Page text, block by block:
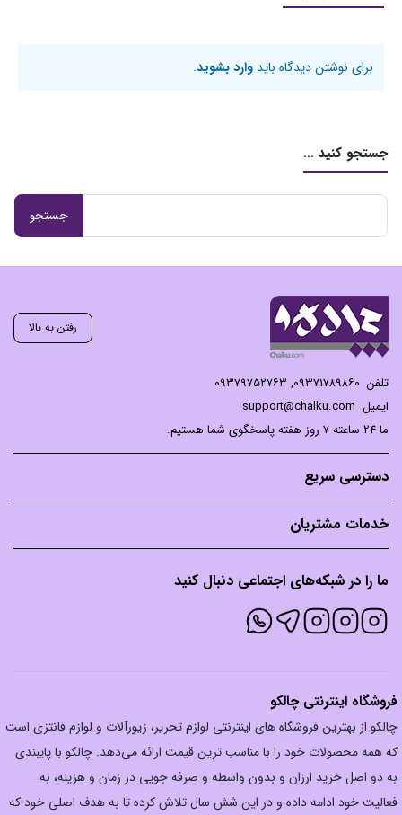
جستجو کنید …
برای نوشتن دیدگاه باید وارد بشوید.
رفتن به بالا
تلفن ۰۹۳۷۱۷۸۹۸۶۰, ۰۹۳۷۹۷۵۲۷۶۳
ایمیل support@chalku.com
ما 24 ساعته 7 روز هفته پاسخگوی شما هستیم.
دسترسی سریع
خدمات مشتریان
ما را در شبکه‌های اجتماعی دنبال کنید
فروشگاه اینترنتی چالکو
چالکو از بهترین فروشگاه های اینترنتی لوازم تحریر، زیورآلات و لوازم فانتزی است
که همه محصولات خود را با مناسب ترین قیمت ارائه می‌دهد. چالکو با پایبندی
به دو اصل خرید ارزان‌ و بدون واسطه و صرفه جویی در زمان و هزینه، به
فعالیت خود ادامه داده و در این شش سال تلاش کرده تا به هدف اصلی خود که